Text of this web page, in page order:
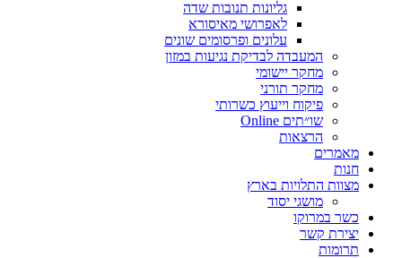
גליונות תנובות שדה
לאפרושי מאיסורא
עלונים ופרסומים שונים
המעבדה לבדיקת נגיעות במזון
מחקר יישומי
מחקר תורני
פיקוח וייעוץ כשרותי
שו״תים Online
הרצאות
מאמרים
חנות
מצוות התלויות בארץ
מושגי יסוד
כשר במרוקו
יצירת קשר
תרומות